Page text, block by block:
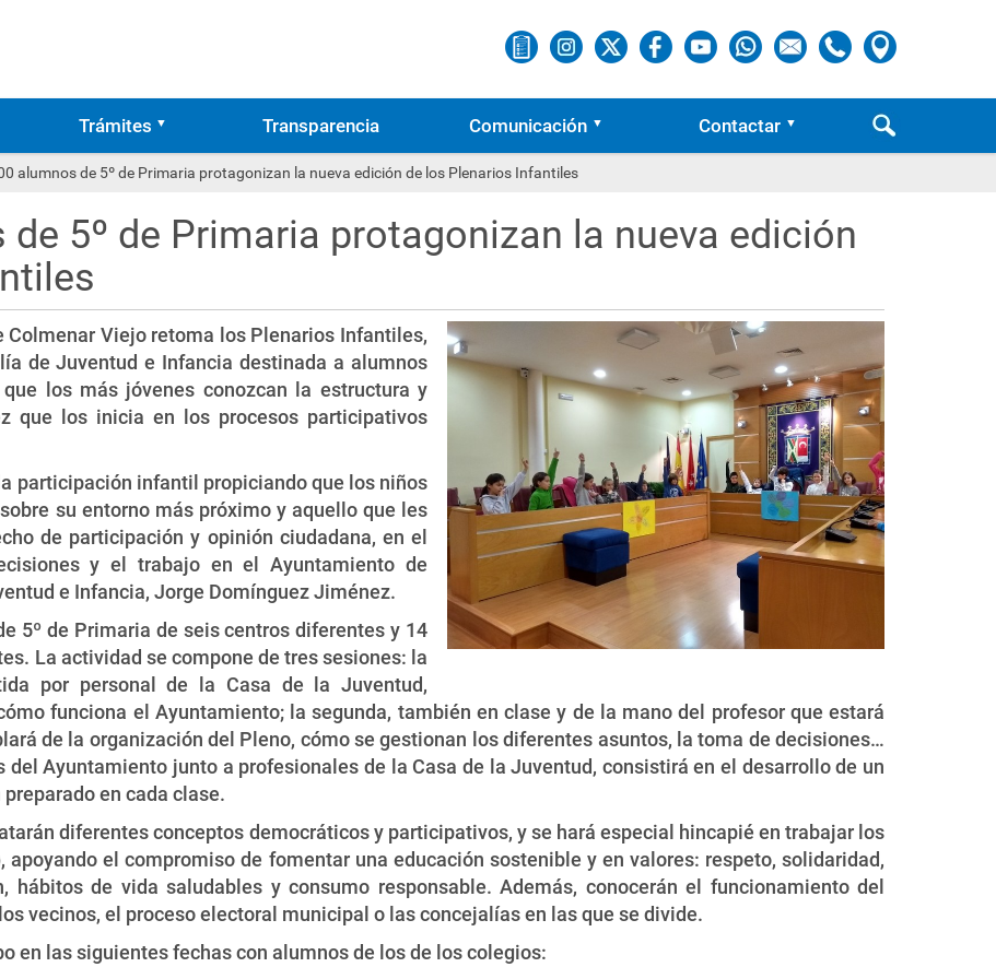
Trámites Transparencia Comunicación Contactar
alumnos de 5º de Primaria protagonizan la nueva edición de los Plenarios Infantiles
5º de Primaria protagonizan la nueva edición
Viejo retoma los Plenarios Infantiles,
de Juventud e Infancia destinada a alumnos
los más jóvenes conozcan la estructura y
que los inicia en los procesos participativos
participación infantil propiciando que los niños
su entorno más próximo y aquello que les
de participación y opinión ciudadana, en el
y el trabajo en el Ayuntamiento de
e Infancia, Jorge Domínguez Jiménez.
5º de Primaria de seis centros diferentes y 14
La actividad se compone de tres sesiones: la
por personal de la Casa de la Juventud,
funciona el Ayuntamiento; la segunda, también en clase y de la mano del profesor que estará
de la organización del Pleno, cómo se gestionan los diferentes asuntos, la toma de decisiones…
del Ayuntamiento junto a profesionales de la Casa de la Juventud, consistirá en el desarrollo de un
en cada clase.
diferentes conceptos democráticos y participativos, y se hará especial hincapié en trabajar los
apoyando el compromiso de fomentar una educación sostenible y en valores: respeto, solidaridad,
hábitos de vida saludables y consumo responsable. Además, conocerán el funcionamiento del
vecinos, el proceso electoral municipal o las concejalías en las que se divide.
en las siguientes fechas con alumnos de los de los colegios: